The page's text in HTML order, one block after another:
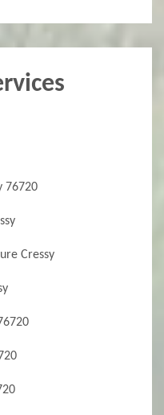
76720
Cressy